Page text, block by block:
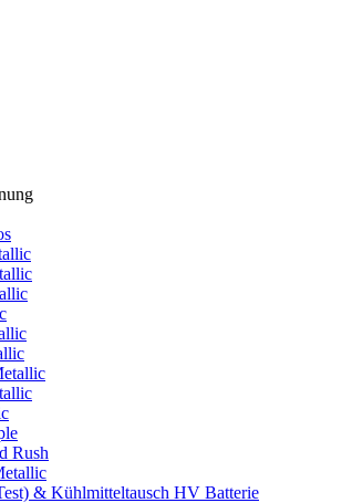
Rush
& Kühlmitteltausch HV Batterie